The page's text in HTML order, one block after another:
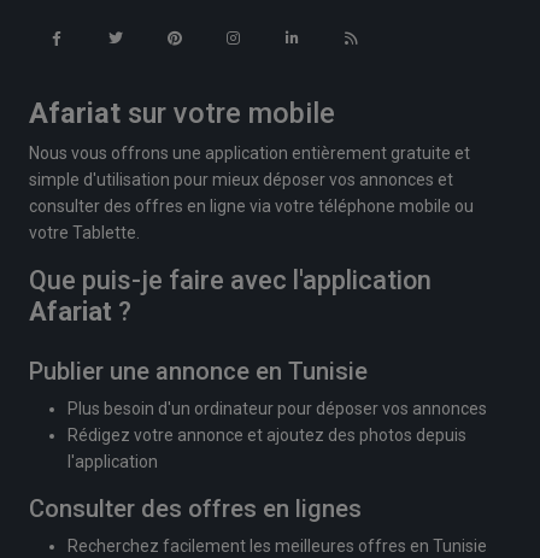
Afariat sur votre mobile
Nous vous offrons une application entièrement gratuite et
simple d'utilisation pour mieux déposer vos annonces et
consulter des offres en ligne via votre téléphone mobile ou
votre Tablette.
Que puis-je faire avec l'application
Afariat ?
Publier une annonce en Tunisie
Plus besoin d'un ordinateur pour déposer vos annonces
Rédigez votre annonce et ajoutez des photos depuis
l'application
Consulter des offres en lignes
Recherchez facilement les meilleures offres en Tunisie